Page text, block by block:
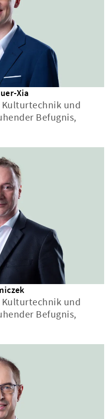
Xia
und
Befugnis,
und
Befugnis,